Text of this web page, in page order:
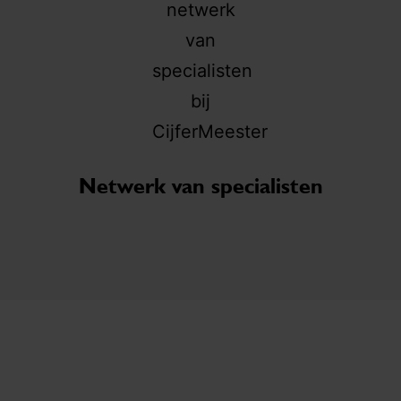
Netwerk van specialisten